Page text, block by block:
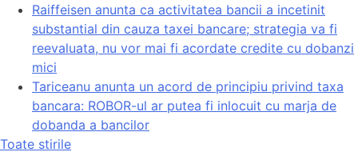
Raiffeisen anunta ca activitatea bancii a incetinit
substantial din cauza taxei bancare; strategia va fi
reevaluata, nu vor mai fi acordate credite cu dobanzi
mici
Tariceanu anunta un acord de principiu privind taxa
bancara: ROBOR-ul ar putea fi inlocuit cu marja de
dobanda a bancilor
Toate stirile